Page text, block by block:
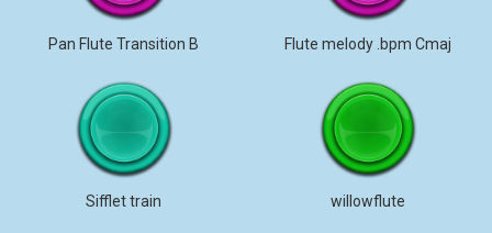
Pan Flute Transition B Flute melody .bpm Cmaj
Sifflet train willowflute